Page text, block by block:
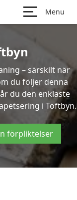
Menu
– särskilt när
du följer denna
du den enklaste
i Toftbyn.
förpliktelser